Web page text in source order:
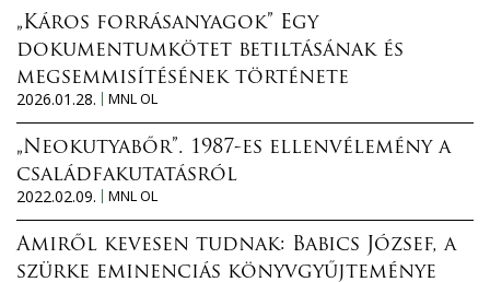
„Káros forrásanyagok” Egy
dokumentumkötet betiltásának és
megsemmisítésének története
2026.01.28.
MNL OL
„Neokutyabőr”. 1987-es ellenvélemény a
családfakutatásról
2022.02.09.
MNL OL
Amiről kevesen tudnak: Babics József, a
szürke eminenciás könyvgyűjteménye